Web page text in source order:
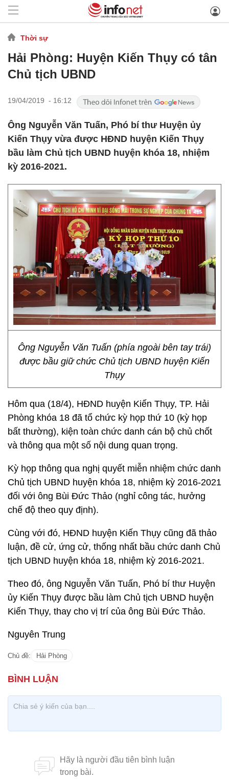
Thời sự
Hải Phòng: Huyện Kiến Thụy có tân
Chủ tịch UBND
19/04/2019 - 16:12
Ông Nguyễn Văn Tuấn, Phó bí thư Huyện ủy
Kiến Thụy vừa được HĐND huyện Kiến Thụy
bầu làm Chủ tịch UBND huyện khóa 18, nhiệm
kỳ 2016-2021.
Ông Nguyễn Văn Tuấn (phía ngoài bên tay trái)
được bầu giữ chức Chủ tịch UBND huyện Kiến
Thụy
Hôm qua (18/4), HĐND huyện Kiến Thụy, TP. Hải
Phòng khóa 18 đã tổ chức kỳ họp thứ 10 (kỳ họp
bất thường), kiện toàn chức danh cán bộ chủ chốt
và thông qua một số nội dung quan trọng.
Kỳ họp thông qua nghị quyết miễn nhiệm chức danh
Chủ tịch UBND huyện khóa 18, nhiệm kỳ 2016-2021
đối với ông Bùi Đức Thảo (nghỉ công tác, hưởng
chế độ theo quy định).
Cùng với đó, HĐND huyện Kiến Thụy cũng đã thảo
luận, đề cử, ứng cử, thống nhất bầu chức danh Chủ
tịch UBND huyện khóa 18, nhiệm kỳ 2016-2021.
Theo đó, ông Nguyễn Văn Tuấn, Phó bí thư Huyện
ủy Kiến Thụy được bầu làm Chủ tịch UBND huyện
Kiến Thụy, thay cho vị trí của ông Bùi Đức Thảo.
Nguyên Trung
Chủ đề: Hải Phòng